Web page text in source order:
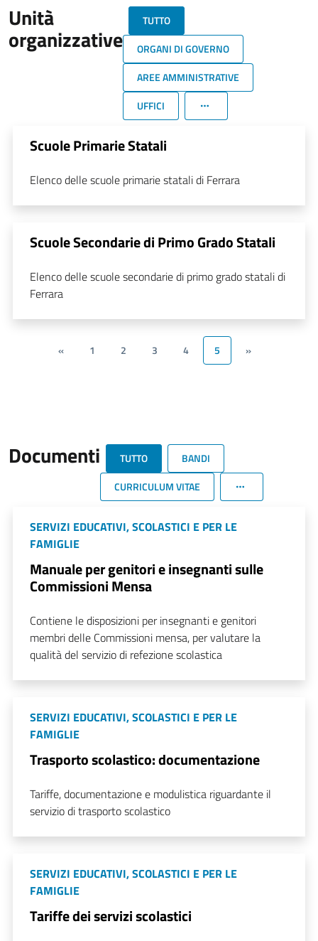
Unità
organizzative
TUTTO
ORGANI DI GOVERNO
AREE AMMINISTRATIVE
UFFICI
Scuole Primarie Statali
Elenco delle scuole primarie statali di Ferrara
Scuole Secondarie di Primo Grado Statali
Elenco delle scuole secondarie di primo grado statali di
Ferrara
« 1 2 3 4 5 »
Documenti TUTTO
BANDI
CURRICULUM VITAE
SERVIZI EDUCATIVI, SCOLASTICI E PER LE
FAMIGLIE
Manuale per genitori e insegnanti sulle
Commissioni Mensa
Contiene le disposizioni per insegnanti e genitori
membri delle Commissioni mensa, per valutare la
qualità del servizio di refezione scolastica
SERVIZI EDUCATIVI, SCOLASTICI E PER LE
FAMIGLIE
Trasporto scolastico: documentazione
Tariffe, documentazione e modulistica riguardante il
servizio di trasporto scolastico
SERVIZI EDUCATIVI, SCOLASTICI E PER LE
FAMIGLIE
Tariffe dei servizi scolastici